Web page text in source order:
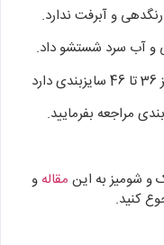
و آبرفت ندارد.
و آب سرد شستشو داد.
مراجعه بفرمایید.
و شومیز به این مقاله و
کنید.